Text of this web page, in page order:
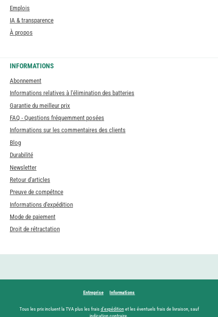
Emplois
IA & transparence
À propos
INFORMATIONS
Abonnement
Informations relatives à l'élimination des batteries
Garantie du meilleur prix
FAQ - Questions fréquemment posées
Informations sur les commentaires des clients
Blog
Durabilité
Newsletter
Retour d'articles
Preuve de compétnce
Informations d'expédition
Mode de paiement
Droit de rétractation
Entreprise Informations
Tous les prix incluent la TVA plus les frais d'expéditionet les éventuels frais de livraison, sauf
indication contraire.